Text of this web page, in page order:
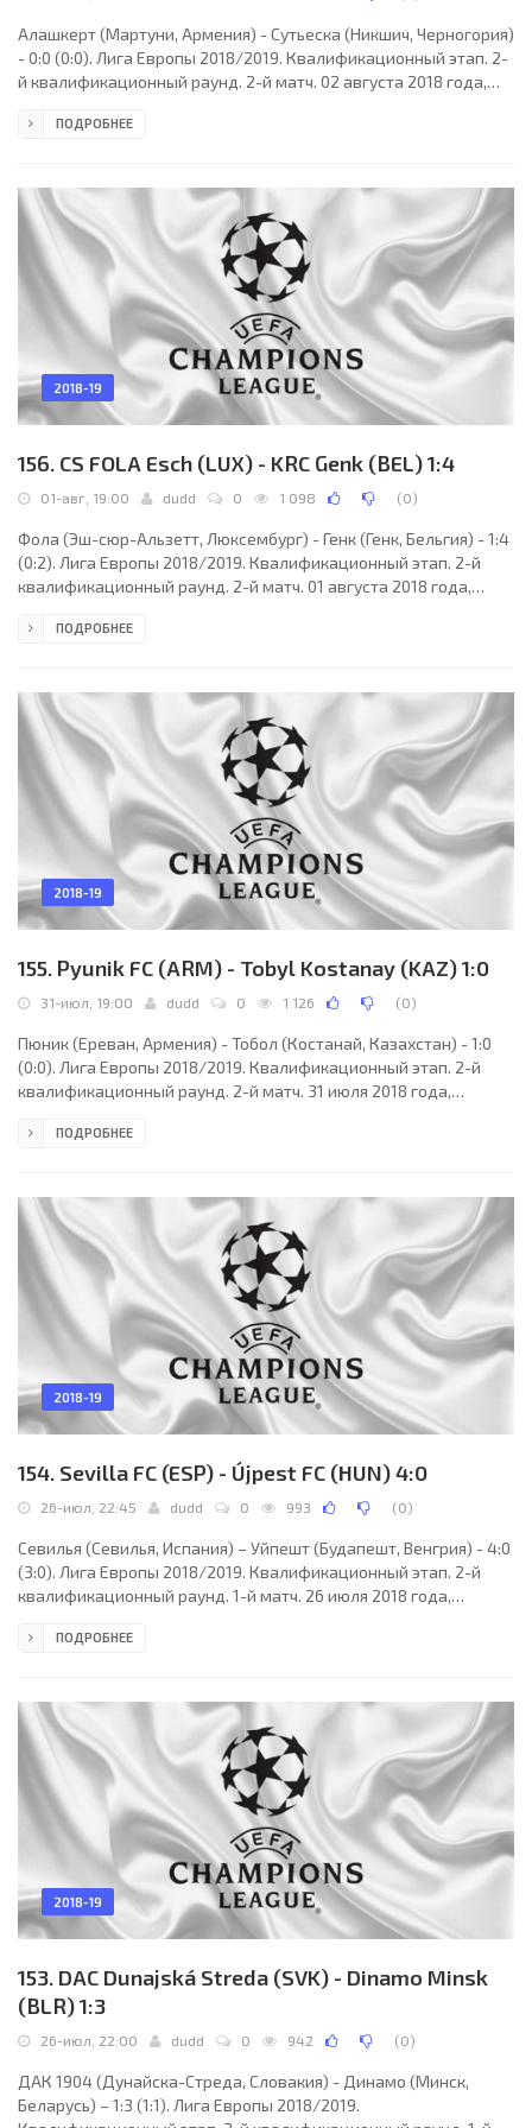
Алашкерт (Мартуни, Армения) - Сутьеска (Никшич, Черногория)
- 0:0 (0:0). Лига Европы 2018/2019. Квалификационный этап. 2-
й квалификационный раунд. 2-й матч. 02 августа 2018 года,
Республиканский имени Вазгена Саркисяна. 6735 зрителей (45
Дойнов (Болгария). Резервный судья: Николай Йорданов
(Болгария). Алашкерт (Мартуни): 55.
ПОДРОБНЕЕ
2018-19
156. CS FOLA Esch (LUX) - KRC Genk (BEL) 1:4
01-авг, 19:00 dudd 0 1 098 (0)
Фола (Эш-сюр-Альзетт, Люксембург) - Генк (Генк, Бельгия) - 1:4
(0:2). Лига Европы 2018/2019. Квалификационный этап. 2-й
квалификационный раунд. 2-й матч. 01 августа 2018 года,
Эмил Майриш. 1550 зрителей (40 % при вместимости 3900).
Резервный судья: Мартин Догаль (Словакия). Фола (Эш-сюр-
Альзетт): 33. Эмануэль Кабрал (ЛЮК/ПОР); 21. Роман
ПОДРОБНЕЕ
2018-19
155. Pyunik FC (ARM) - Tobyl Kostanay (KAZ) 1:0
31-июл, 19:00 dudd 0 1 126 (0)
Пюник (Ереван, Армения) - Тобол (Костанай, Казахстан) - 1:0
(0:0). Лига Европы 2018/2019. Квалификационный этап. 2-й
квалификационный раунд. 2-й матч. 31 июля 2018 года,
Республиканский имени Вазгена Саркисяна. 8000 зрителей (53
Грабовски (Чехия). Резервный судья: Иржи Гоудек (Чехия).
Пюник (Ереван): 25. Андрия Драгоевич (ЧРГ);
ПОДРОБНЕЕ
2018-19
154. Sevilla FC (ESP) - Újpest FC (HUN) 4:0
26-июл, 22:45 dudd 0 993 (0)
Севилья (Севилья, Испания) – Уйпешт (Будапешт, Венгрия) - 4:0
(3:0). Лига Европы 2018/2019. Квалификационный этап. 2-й
квалификационный раунд. 1-й матч. 26 июля 2018 года,
Рамон Санчес-Писхуан. 29671 зритель (65 % при вместимости
Спасенников (Латвия). Резервный судья: Александр Голубев
(Латвия). Севилья: 13. Томаш Вацлик (ЧЕХ); 6.
ПОДРОБНЕЕ
2018-19
153. DAC Dunajská Streda (SVK) - Dinamo Minsk
(BLR) 1:3
26-июл, 22:00 dudd 0 942 (0)
ДАК 1904 (Дунайска-Стреда, Словакия) - Динамо (Минск,
Беларусь) – 1:3 (1:1). Лига Европы 2018/2019.